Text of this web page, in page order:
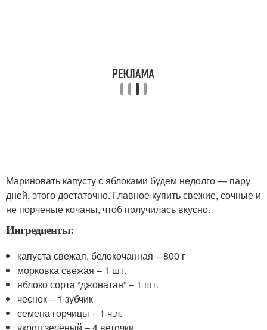
Мариновать капусту с яблоками будем недолго — пару
дней, этого достаточно. Главное купить свежие, сочные и
не порченые кочаны, чтоб получилась вкусно.
Ингредиенты:
капуста свежая, белокочанная – 800 г
морковка свежая – 1 шт.
яблоко сорта “джонатан” – 1 шт.
чеснок – 1 зубчик
семена горчицы – 1 ч.л.